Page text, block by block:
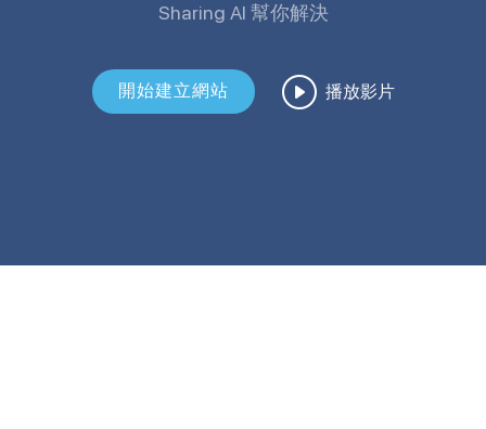
Sharing AI 幫你解決
開始建立網站 播放影片